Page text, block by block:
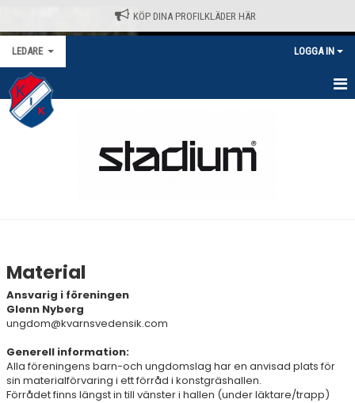
KÖP DINA PROFILKLÄDER HÄR
LEDARE LOGGA IN
HEM
PLANBOKNING
MATERIAL
TAGG OCH NYCKEL
ANMÄLAN TILL SERIESPEL OCH CUPER
Material
Ansvarig i föreningen
Glenn Nyberg
ungdom@kvarnsvedensik.com
Generell information:
Alla föreningens barn-och ungdomslag har en anvisad plats för
sin materialförvaring i ett förråd i konstgräshallen.
Förrådet finns längst in till vänster i hallen (under läktare/trapp)